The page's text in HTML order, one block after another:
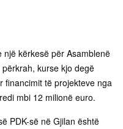
një kërkesë për Asamblenë
kurse kjo degë
financimit të projekteve nga
mbi 12 milionë euro.
PDK-së në Gjilan është